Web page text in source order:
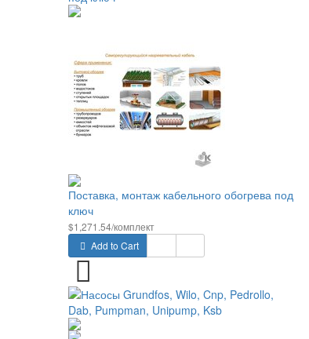
Поставка, монтаж кабельного обогрева под
ключ
$1,271.54/комплект
Add to Cart